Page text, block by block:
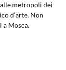
metropoli dei
d’arte. Non
Mosca.